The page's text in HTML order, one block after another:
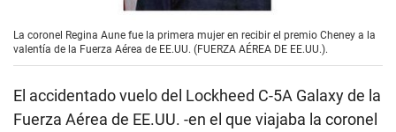
La coronel Regina Aune fue la primera mujer en recibir el premio Cheney a la
valentía de la Fuerza Aérea de EE.UU. (FUERZA AÉREA DE EE.UU.).
El accidentado vuelo del Lockheed C-5A Galaxy de la
Fuerza Aérea de EE.UU. -en el que viajaba la coronel